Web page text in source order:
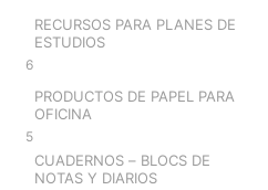
RECURSOS PARA PLANES DE
ESTUDIOS
6
PRODUCTOS DE PAPEL PARA
OFICINA
5
CUADERNOS – BLOCS DE
NOTAS Y DIARIOS